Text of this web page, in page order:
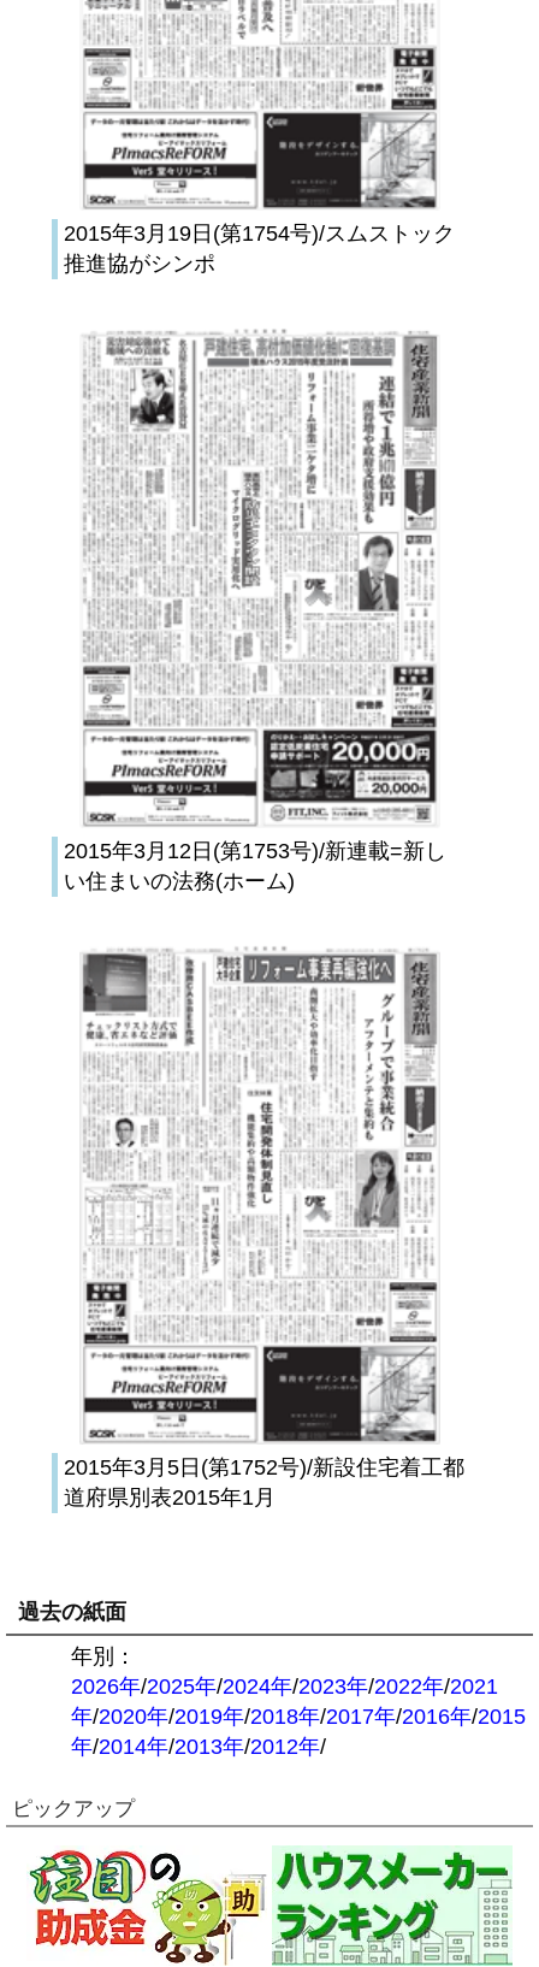
2015年3月19日(第1754号)/スムストック
推進協がシンポ
2015年3月12日(第1753号)/新連載=新し
い住まいの法務(ホーム)
2015年3月5日(第1752号)/新設住宅着工都
道府県別表2015年1月
過去の紙面
年別：
2026年/2025年/2024年/2023年/2022年/2021
年/2020年/2019年/2018年/2017年/2016年/2015
年/2014年/2013年/2012年/
ピックアップ